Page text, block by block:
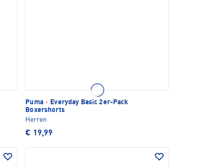
Puma ·
Everyday Basic 2er-Pack
Boxershorts
Herren
€ 19,99